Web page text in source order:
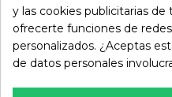
Puede darse de baja en cualquier
información de contacto en el aviso
y las cookies publicitarias de
ofrecerte funciones de
personalizados. ¿Aceptas
de datos personales